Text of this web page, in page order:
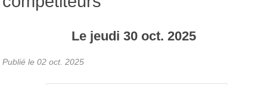
Le jeudi 30 oct. 2025
Publié le 02 oct. 2025